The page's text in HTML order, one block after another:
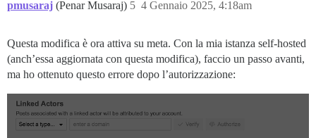
pmusaraj (Penar Musaraj) 4 Gennaio 2025, 4:18am
5
Questa modifica è ora attiva su meta. Con la mia istanza self-hosted
(anch’essa aggiornata con questa modifica), faccio un passo avanti,
ma ho ottenuto questo errore dopo l’autorizzazione: